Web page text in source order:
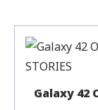
Galaxy 42